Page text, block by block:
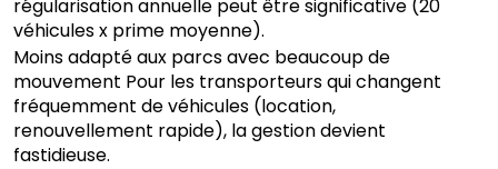
régularisation annuelle peut être significative (20
véhicules x prime moyenne).
Moins adapté aux parcs avec beaucoup de
mouvement Pour les transporteurs qui changent
fréquemment de véhicules (location,
renouvellement rapide), la gestion devient
fastidieuse.